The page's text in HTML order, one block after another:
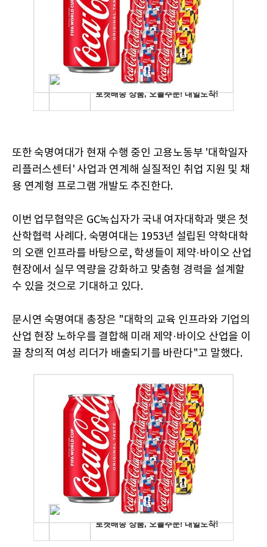
또한 숙명여대가 현재 수행 중인 고용노동부 '대학일자
리플러스센터' 사업과 연계해 실질적인 취업 지원 및 채
용 연계형 프로그램 개발도 추진한다.
이번 업무협약은 GC녹십자가 국내 여자대학과 맺은 첫
산학협력 사례다. 숙명여대는 1953년 설립된 약학대학
의 오랜 인프라를 바탕으로, 학생들이 제약·바이오 산업
현장에서 실무 역량을 강화하고 맞춤형 경력을 설계할
수 있을 것으로 기대하고 있다.
문시연 숙명여대 총장은 "대학의 교육 인프라와 기업의
산업 현장 노하우를 결합해 미래 제약·바이오 산업을 이
끌 창의적 여성 리더가 배출되기를 바란다"고 말했다.